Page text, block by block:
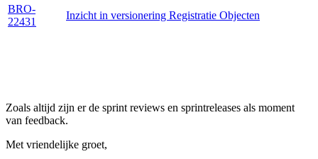
BRO-
22431
Inzicht in versionering Registratie Objecten
Zoals altijd zijn er de sprint reviews en sprintreleases als moment
van feedback.
Met vriendelijke groet,